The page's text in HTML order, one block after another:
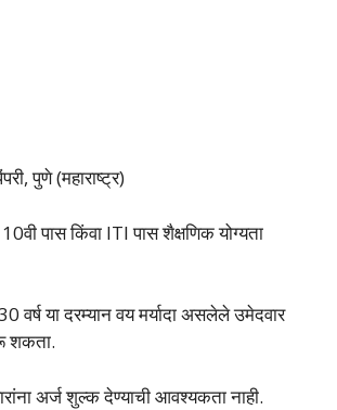
पुणे (महाराष्ट्र)
पास किंवा ITI पास शैक्षणिक योग्यता
वर्ष या दरम्यान वय मर्यादा असलेले उमेदवार
शकता.
अर्ज शुल्क देण्याची आवश्यकता नाही.